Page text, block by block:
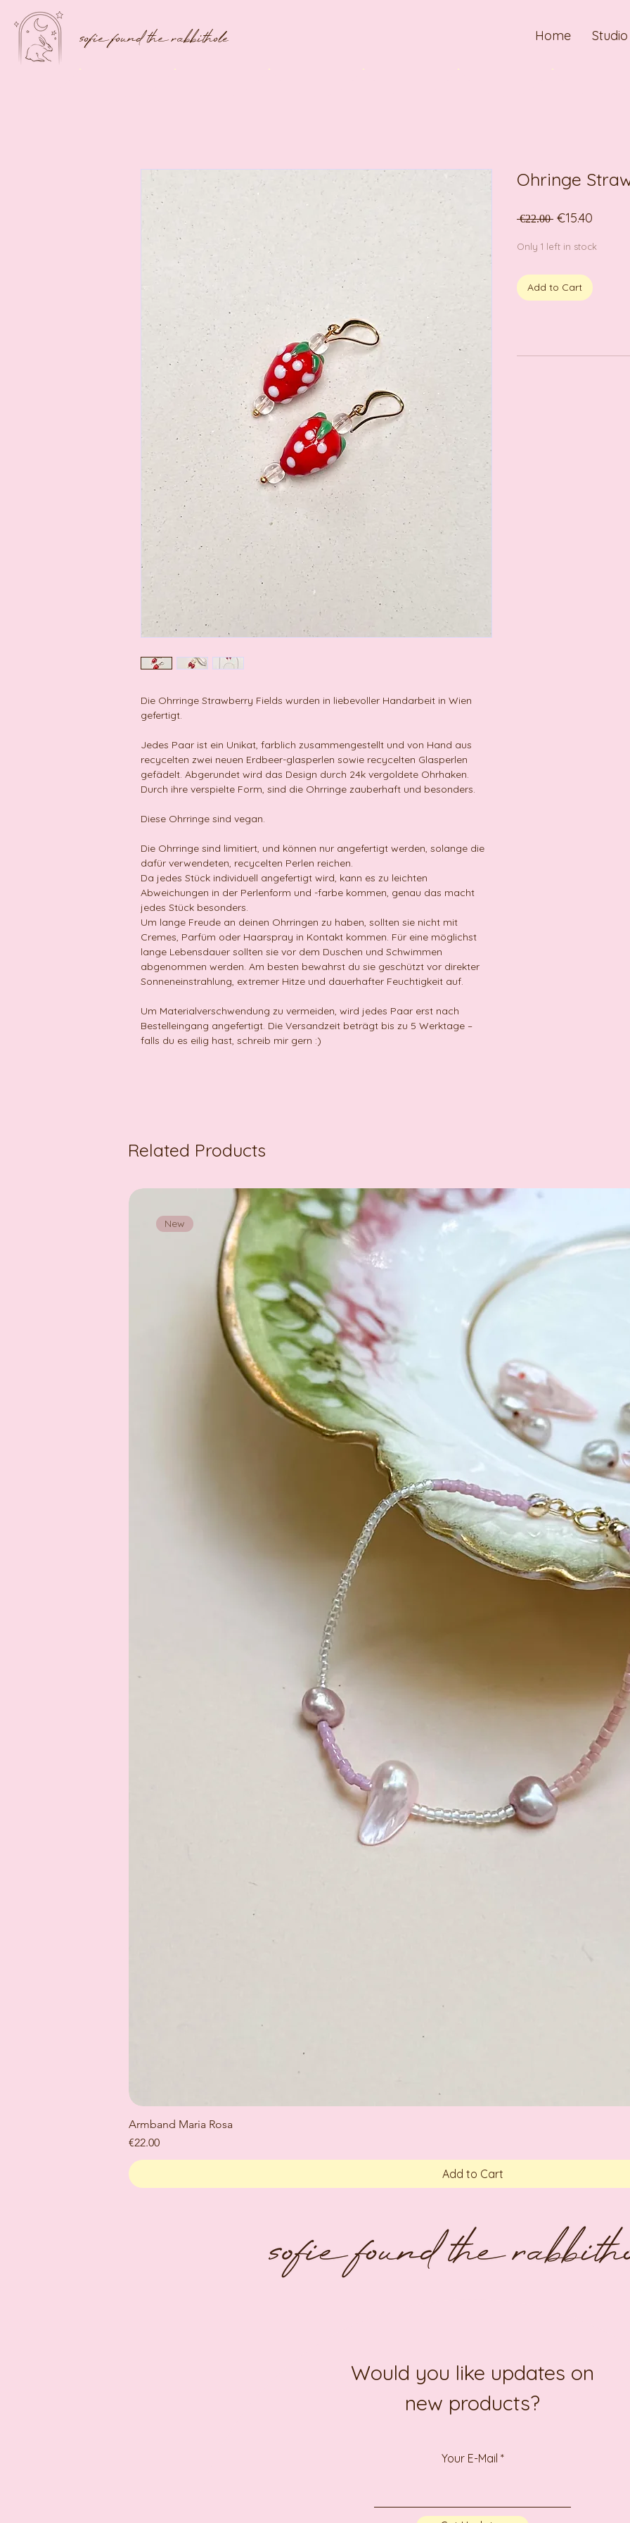
sofie found the rabbithole Home Studio
Die Ohrringe Strawberry Fields wurden in liebevoller Handarbeit in Wien
gefertigt.
Jedes Paar ist ein Unikat, farblich zusammengestellt und von Hand aus
recycelten zwei neuen Erdbeer-glasperlen sowie recycelten Glasperlen
gefädelt. Abgerundet wird das Design durch 24k vergoldete Ohrhaken.
Durch ihre verspielte Form, sind die Ohrringe zauberhaft und besonders.
Diese Ohrringe sind vegan.
Die Ohrringe sind limitiert, und können nur angefertigt werden, solange die
dafür verwendeten, recycelten Perlen reichen.
Da jedes Stück individuell angefertigt wird, kann es zu leichten
Abweichungen in der Perlenform und -farbe kommen, genau das macht
jedes Stück besonders.
Um lange Freude an deinen Ohrringen zu haben, sollten sie nicht mit
Cremes, Parfüm oder Haarspray in Kontakt kommen. Für eine möglichst
lange Lebensdauer sollten sie vor dem Duschen und Schwimmen
abgenommen werden. Am besten bewahrst du sie geschützt vor direkter
Sonneneinstrahlung, extremer Hitze und dauerhafter Feuchtigkeit auf.
Um Materialverschwendung zu vermeiden, wird jedes Paar erst nach
Bestelleingang angefertigt. Die Versandzeit beträgt bis zu 5 Werktage –
falls du es eilig hast, schreib mir gern :)
Ohringe
€22.00 Regular
€15.40
Only 1 left in stock
Add to Cart
Related Products
New
Armband Maria Rosa
Price
€22.00
Add to Cart
Would you like updates on
new products?
Your E-Mail